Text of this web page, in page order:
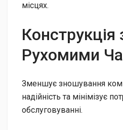
місцях.
Конструкція
Рухомими
Зменшує зношування
надійність та мінімізує
обслуговуванні.